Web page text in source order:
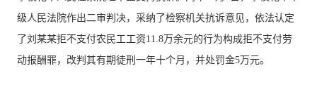
级人民法院作出二审判决，采纳了检察机关抗诉意见，依法认定
了刘某某拒不支付农民工工资11.8万余元的行为构成拒不支付劳
动报酬罪，改判其有期徒刑一年十个月，并处罚金5万元。